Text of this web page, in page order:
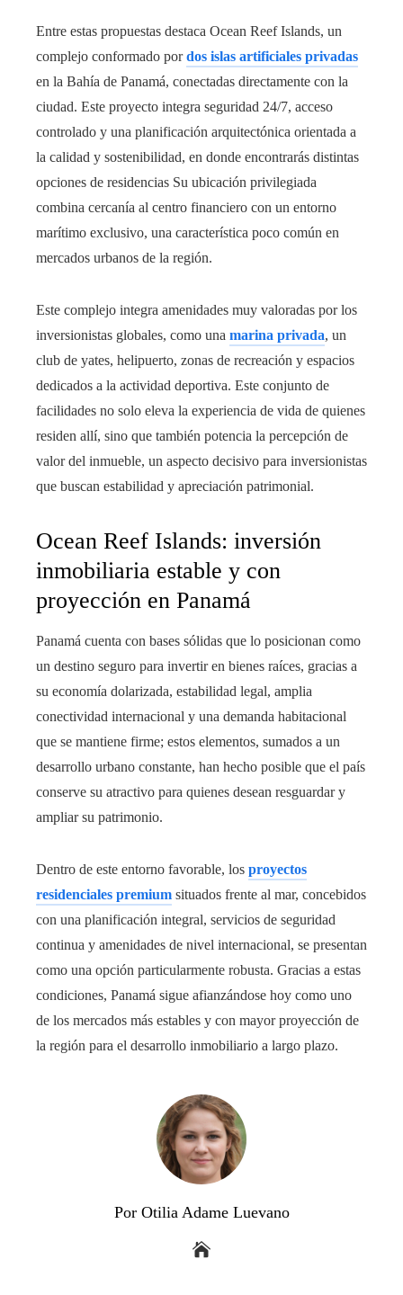
Entre estas propuestas destaca Ocean Reef Islands, un
complejo conformado pordos islas artificiales privadas
en la Bahía de Panamá, conectadas directamente con la
ciudad. Este proyecto integra seguridad 24/7, acceso
controlado y una planificación arquitectónica orientada a
la calidad y sostenibilidad, en donde encontrarás distintas
opciones de residencias Su ubicación privilegiada
combina cercanía al centro financiero con un entorno
marítimo exclusivo, una característica poco común en
mercados urbanos de la región.
Este complejo integra amenidades muy valoradas por los
inversionistas globales, como una marina privada, un
club de yates, helipuerto, zonas de recreación y espacios
dedicados a la actividad deportiva. Este conjunto de
facilidades no solo eleva la experiencia de vida de quienes
residen allí, sino que también potencia la percepción de
valor del inmueble, un aspecto decisivo para inversionistas
que buscan estabilidad y apreciación patrimonial.
Ocean Reef Islands: inversión
inmobiliaria estable y con
proyección en Panamá
Panamá cuenta con bases sólidas que lo posicionan como
un destino seguro para invertir en bienes raíces, gracias a
su economía dolarizada, estabilidad legal, amplia
conectividad internacional y una demanda habitacional
que se mantiene firme; estos elementos, sumados a un
desarrollo urbano constante, han hecho posible que el país
conserve su atractivo para quienes desean resguardar y
ampliar su patrimonio.
Dentro de este entorno favorable, los proyectos
residenciales premium situados frente al mar, concebidos
con una planificación integral, servicios de seguridad
continua y amenidades de nivel internacional, se presentan
como una opción particularmente robusta. Gracias a estas
condiciones, Panamá sigue afianzándose hoy como uno
de los mercados más estables y con mayor proyección de
la región para el desarrollo inmobiliario a largo plazo.
Por Otilia Adame Luevano